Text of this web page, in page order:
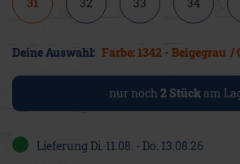
Deine Auswahl: Farbe: 1342 - Beigegrau /
nur noch 2 Stückam
Lieferung Di. 11.08. - Do. 13.08.26